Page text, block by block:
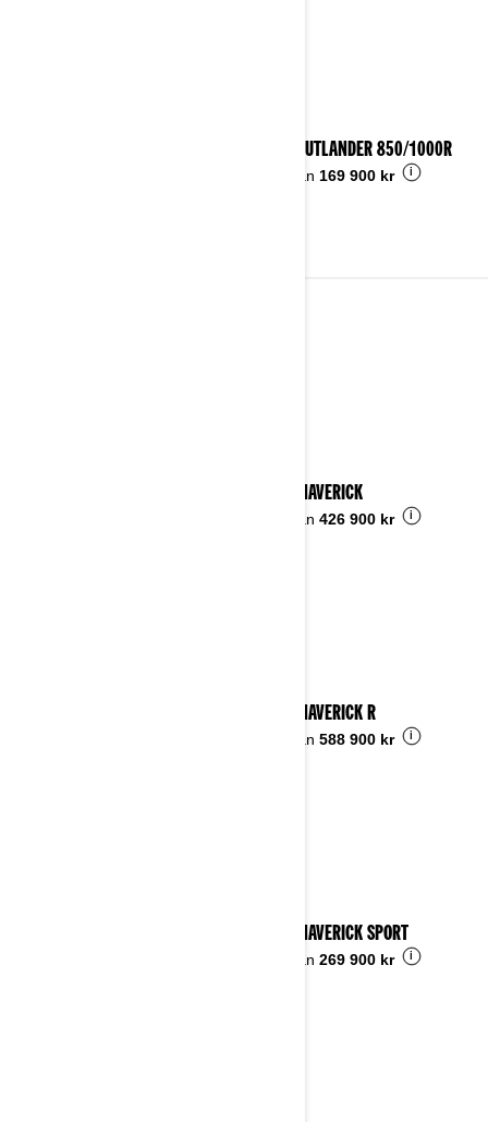
2025 OUTLANDER 850/1000R
Pris från 169 900 kr i
2024 MAVERICK
Pris från 426 900 kr i
2024 MAVERICK R
Pris från 588 900 kr i
2024 MAVERICK SPORT
Pris från 269 900 kr i